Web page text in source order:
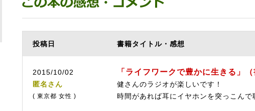
投稿日 書籍タイトル・感想
2015/10/02
匿名さん
( 東京都 女性 )
「ライフワークで豊かに生きる」
健さんのラジオが楽しいです！
時間があれば耳にイヤホンを突っこん